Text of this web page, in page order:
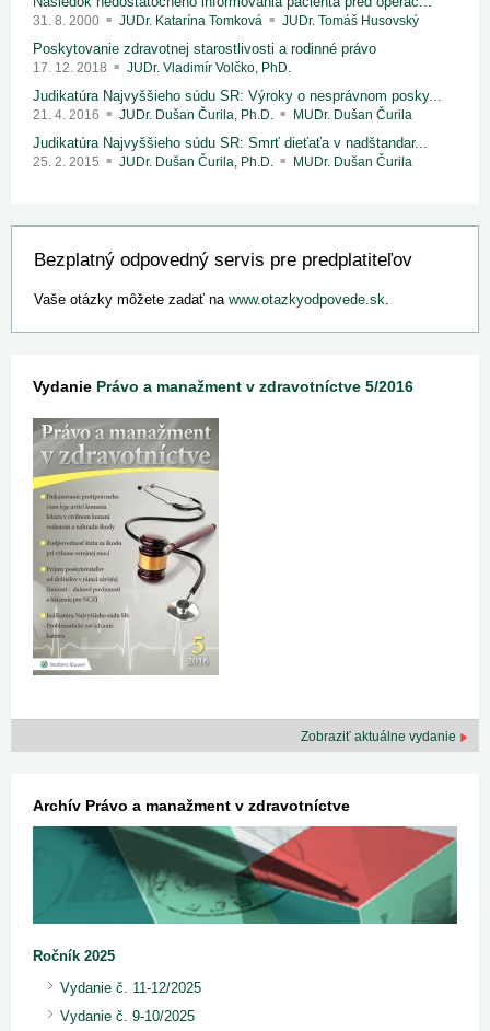
31. 8. 2000 JUDr. Katarína Tomková JUDr. Tomáš Husovský
Poskytovanie zdravotnej starostlivosti a rodinné právo
17. 12. 2018 JUDr. Vladimír Volčko, PhD.
Judikatúra Najvyššieho súdu SR: Výroky o nesprávnom posky...
21. 4. 2016 JUDr. Dušan Čurila, Ph.D. MUDr. Dušan Čurila
Judikatúra Najvyššieho súdu SR: Smrť dieťaťa v nadštandar...
25. 2. 2015 JUDr. Dušan Čurila, Ph.D. MUDr. Dušan Čurila
Bezplatný odpovedný servis pre predplatiteľov
Vaše otázky môžete zadať na www.otazkyodpovede.sk.
Vydanie Právo a manažment v zdravotníctve 5/2016
Zobraziť aktuálne vydanie
Archív Právo a manažment v zdravotníctve
Ročník 2025
Vydanie č. 11-12/2025
Vydanie č. 9-10/2025